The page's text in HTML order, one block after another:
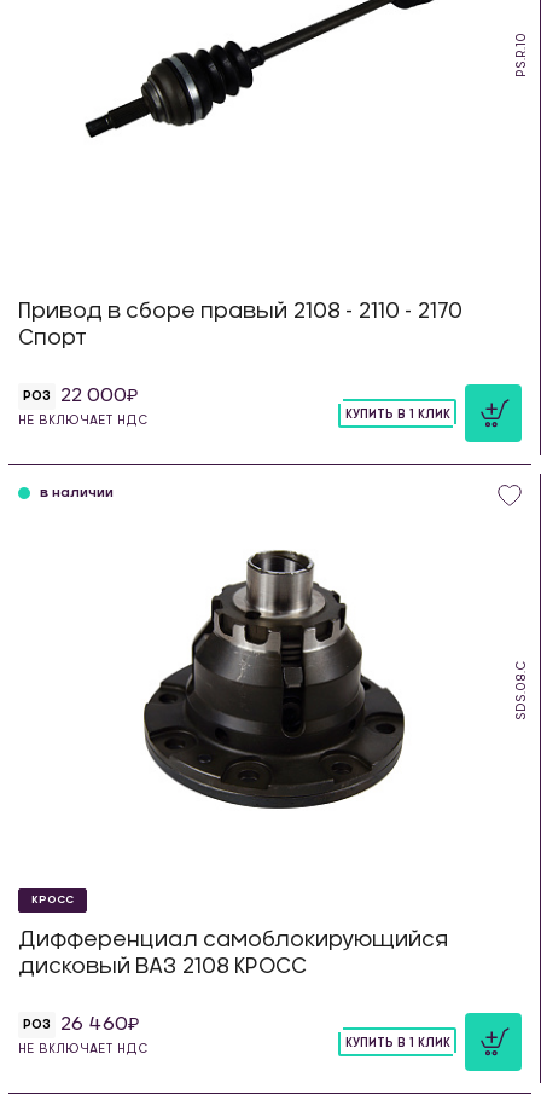
PS.R.10
Привод в сборе правый 2108 - 2110 - 2170
Спорт
РОЗ 22 000
НЕ ВКЛЮЧАЕТ НДС
КУПИТЬ В 1 КЛИК
SDS.08.C
в наличии
КРОСС
Дифференциал самоблокирующийся
дисковый ВАЗ 2108 КРОСС
РОЗ 26 460
НЕ ВКЛЮЧАЕТ НДС
КУПИТЬ В 1 КЛИК